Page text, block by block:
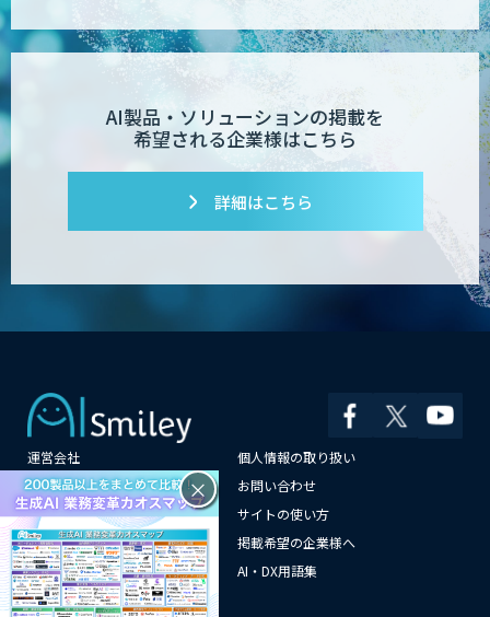
AI製品・ソリューションの掲載を
希望される企業様はこちら
詳細はこちら
運営会社
個人情報の取り扱い
よくある質問
お問い合わせ
メールマガジン登録
サイトの使い方
情報提供はこちらから
掲載希望の企業様へ
AI企業一覧
AI・DX用語集
サイトマップ
×